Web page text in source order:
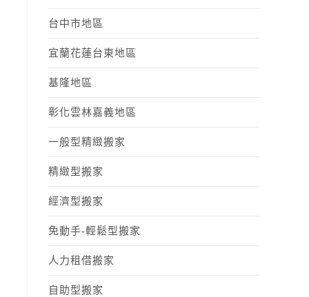
台中市地區
宜蘭花蓮台東地區
基隆地區
彰化雲林嘉義地區
一般型精緻搬家
精緻型搬家
經濟型搬家
免動手-輕鬆型搬家
人力租借搬家
自助型搬家